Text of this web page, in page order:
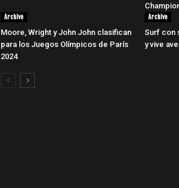
Archivo
Moore, Wright y John John clasifican
para los Juegos Olímpicos de París
2024
Archivo
Surf con
y vive